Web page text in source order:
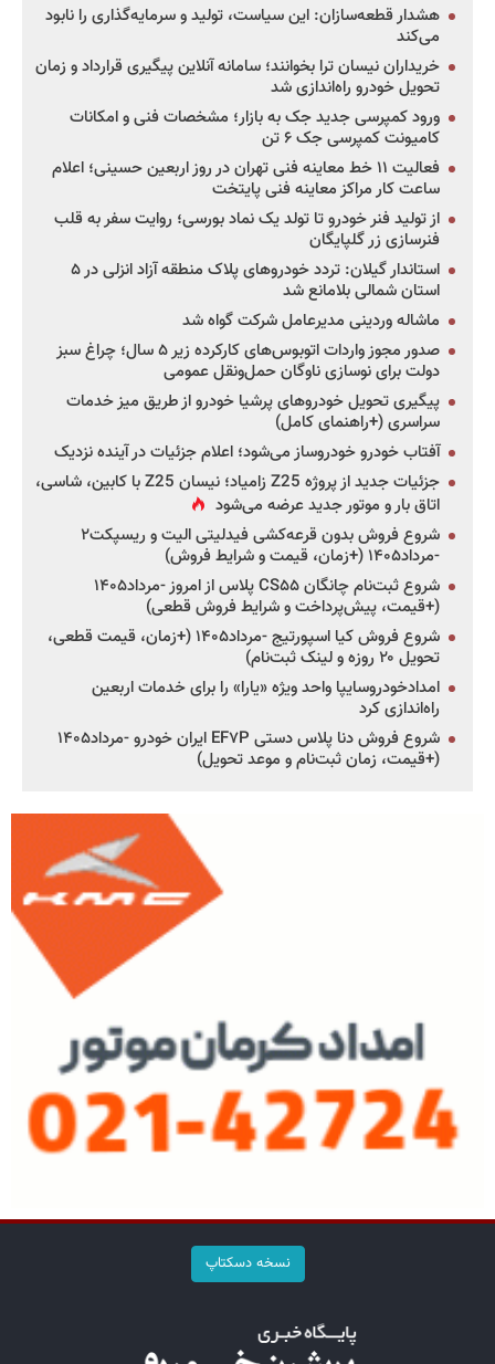
هشدار قطعه‌سازان: این سیاست، تولید و سرمایه‌گذاری را نابود
می‌کند
خریداران نیسان ترا بخوانند؛ سامانه آنلاین پیگیری قرارداد و زمان
تحویل خودرو راه‌اندازی شد
ورود کمپرسی جدید جک به بازار؛ مشخصات فنی و امکانات
کامیونت کمپرسی جک ۶ تن
فعالیت ۱۱ خط معاینه فنی تهران در روز اربعین حسینی؛ اعلام
ساعت کار مراکز معاینه فنی پایتخت
از تولید فنر خودرو تا تولد یک نماد بورسی؛ روایت سفر به قلب
فنرسازی زر گلپایگان
استاندار گیلان: تردد خودروهای پلاک منطقه آزاد انزلی در ۵
استان شمالی بلامانع شد
ماشاله وردینی مدیرعامل شرکت گواه شد
صدور مجوز واردات اتوبوس‌های کارکرده زیر ۵ سال؛ چراغ سبز
دولت برای نوسازی ناوگان حمل‌ونقل عمومی
پیگیری تحویل خودروهای پرشیا خودرو از طریق میز خدمات
سراسری (+راهنمای کامل)
آفتاب خودرو خودروساز می‌شود؛ اعلام جزئیات در آینده نزدیک
جزئیات جدید از پروژه Z25 زامیاد؛ نیسان Z25 با کابین، شاسی،
اتاق بار و موتور جدید عرضه می‌شود
شروع فروش بدون قرعه‌کشی فیدلیتی الیت و ریسپکت۲
-مرداد۱۴۰۵ (+زمان، قیمت و شرایط فروش)
شروع ثبت‌نام چانگان CS۵۵ پلاس از امروز -مرداد۱۴۰۵
(+قیمت، پیش‌پرداخت و شرایط فروش قطعی)
شروع فروش کیا اسپورتیج -مرداد۱۴۰۵ (+زمان، قیمت قطعی،
تحویل ۲۰ روزه و لینک ثبت‌نام)
امدادخودروسایپا واحد ویژه «یارا» را برای خدمات اربعین
راه‌اندازی کرد
شروع فروش دنا پلاس دستی EF۷P ایران خودرو -مرداد۱۴۰۵
(+قیمت، زمان ثبت‌نام و موعد تحویل)
نسخه دسکتاپ